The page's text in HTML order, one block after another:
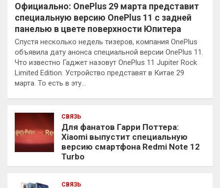
Официально: OnePlus 29 марта представит
специальную версию OnePlus 11 с задней
панелью в цвете поверхности Юпитера
Спустя несколько недель тизеров, компания OnePlus
объявила дату анонса специальной версии OnePlus 11.
Что известно Гаджет назовут OnePlus 11 Jupiter Rock
Limited Edition. Устройство представят в Китае 29
марта. То есть в эту…
СВЯЗЬ
Для фанатов Гарри Поттера:
Xiaomi выпустит специальную
версию смартфона Redmi Note 12
Turbo
СВЯЗЬ